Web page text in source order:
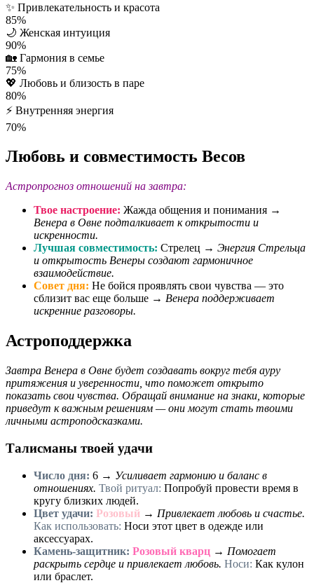
✨ Привлекательность и красота
85%
🌙 Женская интуиция
90%
🏡 Гармония в семье
75%
💖 Любовь и близость в паре
80%
⚡ Внутренняя энергия
70%
Любовь и совместимость Весов
Астропрогноз отношений на завтра:
Твое настроение: Жажда общения и понимания →
Венера в Овне подталкивает к открытости и
искренности.
Лучшая совместимость: Стрелец → Энергия Стрельца
и открытость Венеры создают гармоничное
взаимодействие.
Совет дня: Не бойся проявлять свои чувства — это
сблизит вас еще больше → Венера поддерживает
искренние разговоры.
Астроподдержка
Завтра Венера в Овне будет создавать вокруг тебя ауру
притяжения и уверенности, что поможет открыто
показать свои чувства. Обращай внимание на знаки, которые
приведут к важным решениям — они могут стать твоими
личными астроподсказками.
Талисманы твоей удачи
Число дня: 6 → Усиливает гармонию и баланс в
отношениях. Твой ритуал: Попробуй провести время в
кругу близких людей.
Цвет удачи: Розовый → Привлекает любовь и счастье.
Как использовать: Носи этот цвет в одежде или
аксессуарах.
Камень-защитник: Розовый кварц → Помогает
раскрыть сердце и привлекает любовь. Носи: Как кулон
или браслет.